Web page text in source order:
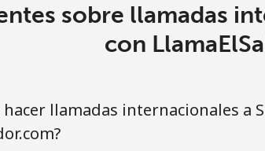
⁦78.9¢⁩
⁦55.9¢⁩
sobre llamadas
con
hacer llamadas internacionales a